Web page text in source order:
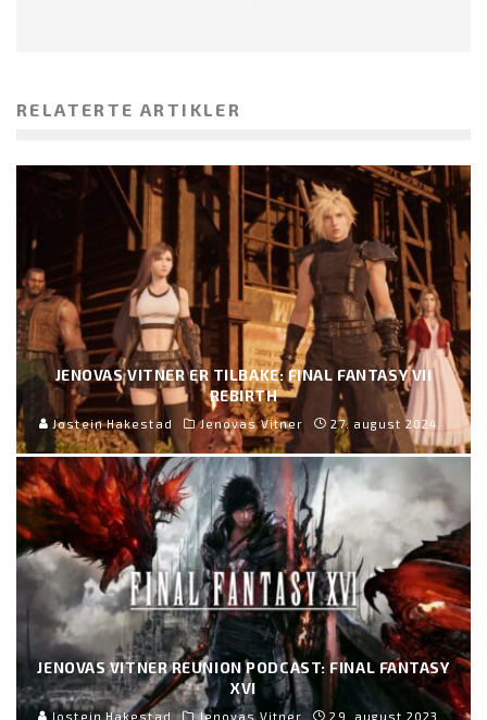
RELATERTE ARTIKLER
JENOVAS VITNER ER TILBAKE: FINAL FANTASY VII
REBIRTH
Jostein Hakestad Jenovas Vitner 27. august 2024
JENOVAS VITNER REUNION PODCAST: FINAL FANTASY
XVI
Jostein Hakestad Jenovas Vitner 29. august 2023